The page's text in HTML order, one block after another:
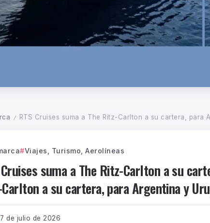
/ RTS Cruises suma a The Ritz-Carlton a su cartera, para
Viajes, Turismo, Aerolíneas
Cruises suma a The Ritz-Carlton a su
a su cartera, para Argentina y
7 de julio de 2026